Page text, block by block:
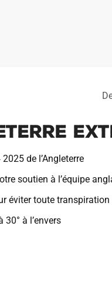
de l’Angleterre
soutien à l’équipe
éviter toute transpiration
à l’envers